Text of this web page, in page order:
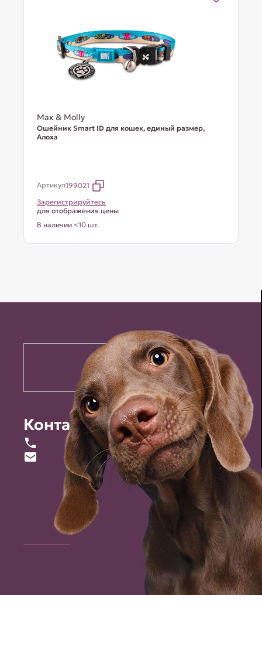
Max & Molly
Ошейник Smart ID для кошек, единый размер,
Алоха
Артикул199021
Зарегистрируйтесь
для отображения цены
В наличии <10 шт.
Контакты